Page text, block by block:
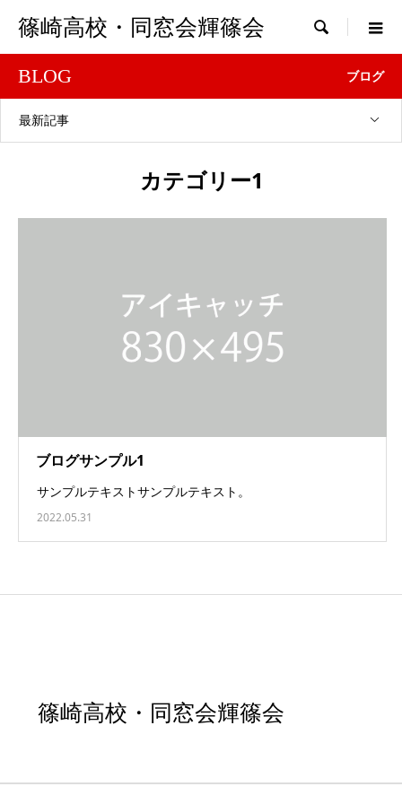
篠崎高校・同窓会輝篠会 
BLOG ブログ
最新記事
カテゴリー1
ブログサンプル1
サンプルテキストサンプルテキスト。
2022.05.31
篠崎高校・同窓会輝篠会